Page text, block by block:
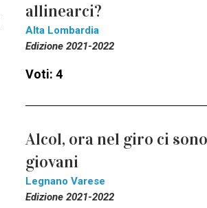
allinearci?
Alta Lombardia
Edizione 2021-2022
Voti: 4
Alcol, ora nel giro ci
giovani
Legnano Varese
Edizione 2021-2022